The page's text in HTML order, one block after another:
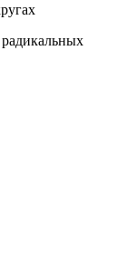
радикальных